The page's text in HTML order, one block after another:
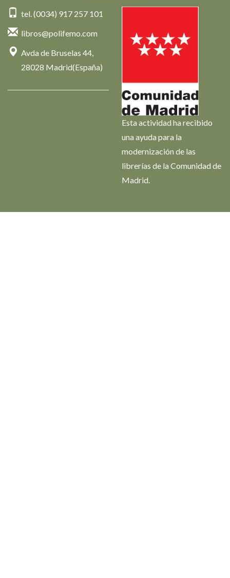
tel. (0034) 917 257 101
libros@polifemo.com
Avda de Bruselas 44,
28028 Madrid(España)
Esta actividad ha recibido
una ayuda para la
modernización de las
librerías de la Comunidad de
Madrid.